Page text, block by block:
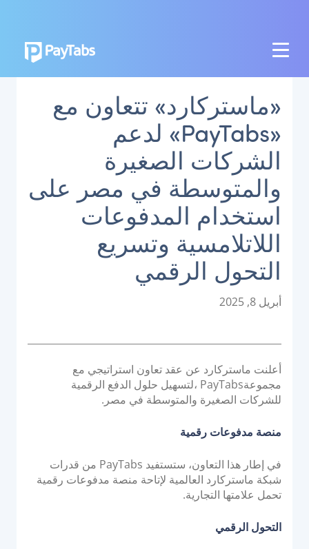
المنتجات
منصة تنظيم المدفوعات
نقاط البيع اللاتلامسية
منصة تنظيم العمليات البنكية
منصة إصدار PayTabs
حلول الدفع
مجموعة خدمات الاستشارات من PayTabs
«ماستركارد» تتعاون مع
«PayTabs» لدعم
الشركات الصغيرة
والمتوسطة في مصر على
استخدام المدفوعات
اللاتلامسية وتسريع
التحول الرقمي
P
t
e
d
o
n
أبريل 8, 2025
أعلنت ماستركارد عن عقد تعاون استراتيجي مع
مجموعةPayTabs ،لتسهيل حلول الدفع الرقمية
للشركات الصغيرة والمتوسطة في مصر.
منصة مدفوعات رقمية
في إطار هذا التعاون، ستستفيد PayTabs من قدرات
شبكة ماستركارد العالمية لإتاحة منصة مدفوعات رقمية
تحمل علامتها التجارية.
التحول الرقمي